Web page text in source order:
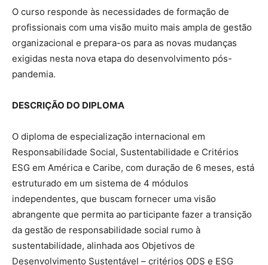
O curso responde às necessidades de formação de
profissionais com uma visão muito mais ampla de gestão
organizacional e prepara-os para as novas mudanças
exigidas nesta nova etapa do desenvolvimento pós-
pandemia.
DESCRIÇÃO DO DIPLOMA
O diploma de especialização internacional em
Responsabilidade Social, Sustentabilidade e Critérios
ESG em América e Caribe, com duração de 6 meses, está
estruturado em um sistema de 4 módulos
independentes, que buscam fornecer uma visão
abrangente que permita ao participante fazer a transição
da gestão de responsabilidade social rumo à
sustentabilidade, alinhada aos Objetivos de
Desenvolvimento Sustentável – critérios ODS e ESG